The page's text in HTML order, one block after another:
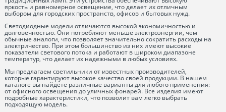
яркость и равномерное освещение, что делает их отличным
выбором для городских пространств, офисов и бытовых нужд.
Светодиодные модели отличаются высокой экономичностью и
долговечностью. Они потребляют меньше электроэнергии, чем
обычные аналоги, что позволяет значительно сократить расходы на
электричество. При этом большинство из них имеют высокие
показатели светового потока и работают в широком диапазоне
температур, что делает их надежными в любых условиях.
Мы предлагаем светильники от известных производителей,
которые гарантируют высокое качество своей продукции. В нашем
каталоге вы найдете различные варианты для любого применения:
от офисного освещения до уличных фонарей. Все изделия имеют
подробные характеристики, что позволит вам легко выбрать
подходящую модель.